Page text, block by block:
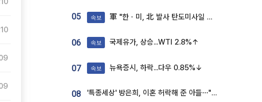
05 속보 軍 "한ㆍ미, 北 발사 탄도미사일 제원 정밀분석 중"
06 속보 국제유가, 상승...WTI 2.8%↑
07 속보 뉴욕증시, 하락...다우 0.85%↓
08 '특종세상' 방은희, 이혼 허락해 준 아들⋯"너무 잘 커줬다" 오열